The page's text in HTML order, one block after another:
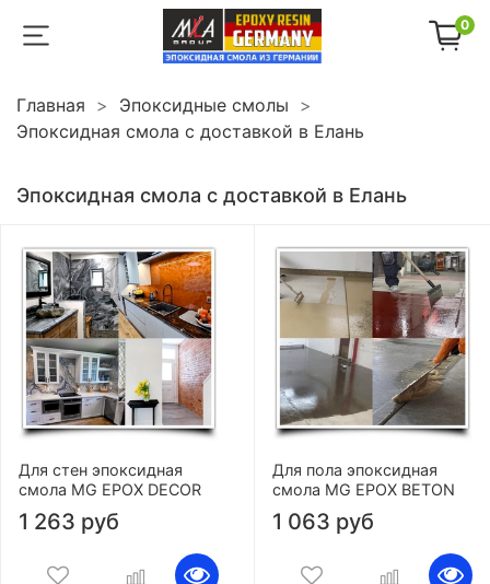
0
Главная
Эпоксидные смолы
Эпоксидная смола с доставкой в Елань
Эпоксидная смола с доставкой в Елань
Для стен эпоксидная
смола MG EPOX DECOR
1 263 руб
Для пола эпоксидная
смола MG EPOX BETON
1 063 руб